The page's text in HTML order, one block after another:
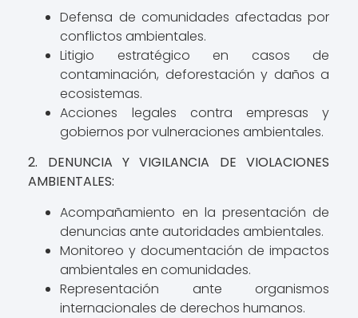
Defensa de comunidades afectadas por
conflictos ambientales.
Litigio estratégico en casos de
contaminación, deforestación y daños a
ecosistemas.
Acciones legales contra empresas y
gobiernos por vulneraciones ambientales.
2. DENUNCIA Y VIGILANCIA DE VIOLACIONES
AMBIENTALES:
Acompañamiento en la presentación de
denuncias ante autoridades ambientales.
Monitoreo y documentación de impactos
ambientales en comunidades.
Representación ante organismos
internacionales de derechos humanos.